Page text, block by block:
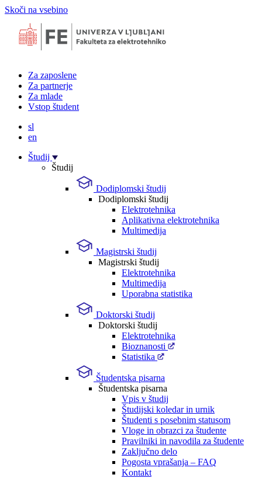
Skoči na vsebino
Za zaposlene
Za partnerje
Za mlade
Vstop študent
sl
en
Študij
Študij
Dodiplomski študij
Dodiplomski študij
Elektrotehnika
Aplikativna elektrotehnika
Multimedija
Magistrski študij
Magistrski študij
Elektrotehnika
Multimedija
Uporabna statistika
Doktorski študij
Doktorski študij
Elektrotehnika
Bioznanosti
Statistika
Študentska pisarna
Študentska pisarna
Vpis v študij
Študijski koledar in urnik
Študenti s posebnim statusom
Vloge in obrazci za študente
Pravilniki in navodila za študente
Zaključno delo
Pogosta vprašanja – FAQ
Kontakt